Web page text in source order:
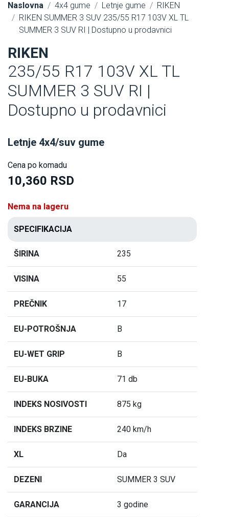
Naslovna 4x4 gume Letnje gume
RIKEN
RIKEN SUMMER 3 SUV 235/55 R17 103V XL TL
SUMMER 3 SUV RI | Dostupno u prodavnici
RIKEN
235/55 R17 103V XL TL
SUMMER 3 SUV RI |
Dostupno u prodavnici
Letnje 4x4/suv gume
Cena po komadu
10,360 RSD
Nema na lageru
SPECIFIKACIJA
ŠIRINA 235
VISINA 55
PREČNIK 17
EU-POTROŠNJA B
EU-WET GRIP B
EU-BUKA 71 db
INDEKS NOSIVOSTI 875 kg
INDEKS BRZINE 240 km/h
XL Da
DEZENI SUMMER 3 SUV
GARANCIJA 3 godine